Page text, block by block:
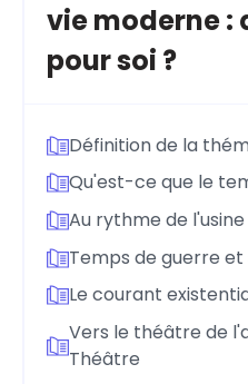
vie moderne :
pour soi ?
Définition de la
Qu'est-ce que le
Au rythme de l'usine
Temps de guerre
Le courant
Vers le théâtre de
Théâtre